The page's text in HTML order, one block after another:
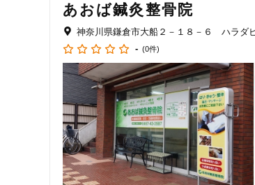
設備の特徴
女性向けの特徴
女性スタッフ在籍
接客・サービスの特徴
コロナ対応
あおば鍼灸整骨院
神奈川県鎌倉市大船２－１８－６ ハラダ
- (0件)